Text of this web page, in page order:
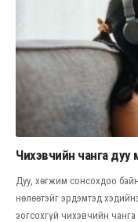
Чихэвчийн чанга дуу
Дуу, хөгжим сонсохдоо
нөлөөтэйг эрдэмтэд
зогсохгүй чихэвчийн